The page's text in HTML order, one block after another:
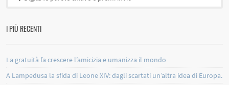
I PIÙ RECENTI
La gratuità fa crescere l’amicizia e umanizza il mondo
A Lampedusa la sfida di Leone XIV: dagli scartati un’altra idea di Europa.